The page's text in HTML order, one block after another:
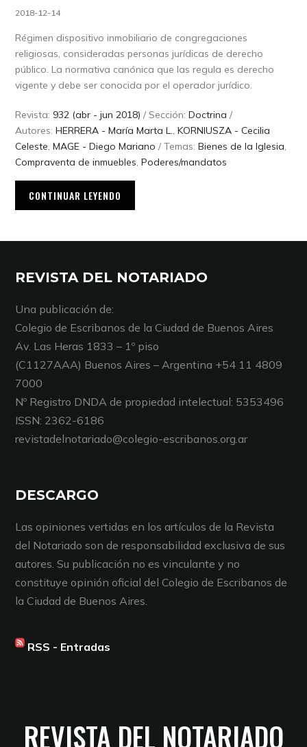
2018-12-14
Régimen dispositivo inmobiliario de congregaciones
religiosas, consideradas personas jurídicas de derecho
público. La normativa canónica que las regula es derecho
vigente y debe ser conocida por el operador jurídico.
Revista: 932 (abr - jun 2018) / Sección:Doctrina /
Autores:HERRERA - María Marta L.,KORNIUSZA - Cecilia
Celeste,MAGE - Diego Mariano / Temas:Bienes de la Iglesia,
Compraventa de inmuebles,Poderes/mandatos
CONTINUAR LEYENDO
REVISTA DEL NOTARIADO
Una publicación de:
Colegio de Escribanos de la Ciudad de Buenos Aires
Av. Las Heras 1833 – 1º piso
(C1127AAA) Buenos Aires – Argentina +54 11 4809
7000
Nº Registro DNDA de propiedad intelectual: 5353496
ISSN: 2362-6186
revistadelnotariado@colegio-escribanos.org.ar
DESCARGO
Las opiniones vertidas en los artículos de la Revista
del Notariado son de responsabilidad exclusiva de sus
autores. Su publicación no es vinculante y no
constituye opinión oficial del Colegio de Escribanos de
la Ciudad de Buenos Aires.
RSS - Entradas
REVISTA DEL NOTARIADO